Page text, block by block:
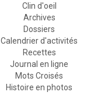
Clin d'oeil
Archives
Dossiers
Calendrier d'activités
Recettes
Journal en ligne
Mots Croisés
Histoire en photos